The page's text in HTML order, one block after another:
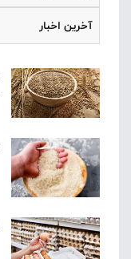
آخرین اخبار